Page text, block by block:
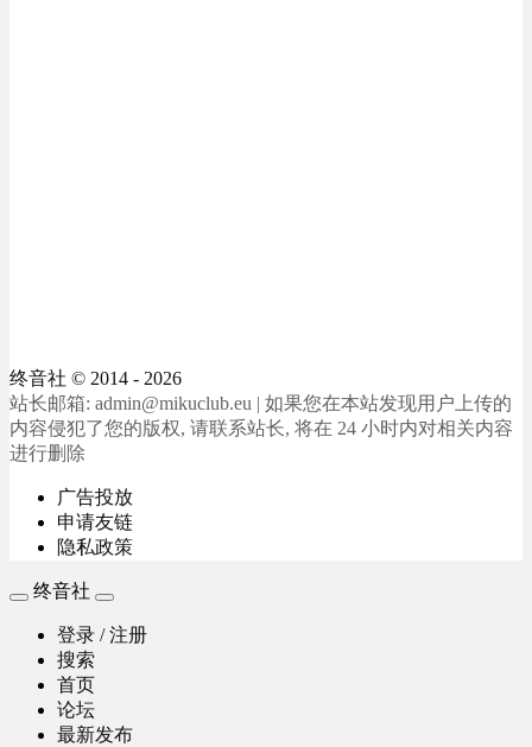
终音社 © 2014 - 2026
站长邮箱: admin@mikuclub.eu | 如果您在本站发现用户上传的
内容侵犯了您的版权, 请联系站长, 将在 24 小时内对相关内容
进行删除
广告投放
申请友链
隐私政策
终音社
登录 / 注册
搜索
首页
论坛
最新发布